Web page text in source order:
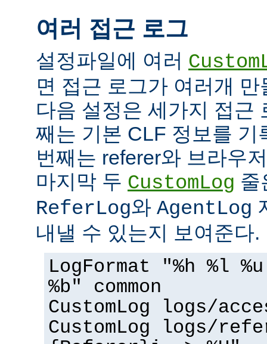
여러 접근 로그
설정파일에 여러
면 접근 로그가 여러개
다음 설정은 세가지 접근
째는 기본 CLF 정보를 기
번째는 referer와 브라우
마지막 두 CustomLog 줄
ReferLog와 AgentLog
내낼 수 있는지 보여준다.
LogFormat "%h %l
%b" common
CustomLog logs/
CustomLog logs/